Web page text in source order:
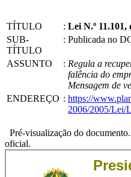
TÍTULO : Lei N.º 11.101,
SUB-
TÍTULO
: Publicada no
ASSUNTO : Regula a
falência do
Mensagem de
ENDEREÇO : https://
2006/2005/Lei/
Pré-visualização do
oficial.